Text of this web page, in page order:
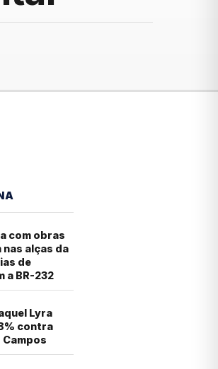
com obras
nas alças da
de
a BR-232
Lyra
contra
Campos